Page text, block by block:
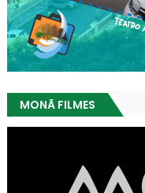
MONÃ FILMES